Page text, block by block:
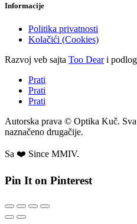
Informacije
Politika privatnosti
Kolačići (Cookies)
Razvoj veb sajta Too Deari
Prati
Prati
Prati
Autorska prava © Optika Kuč.
naznačeno drugačije.
Sa ❤️ Since MMIV.
Pin It on Pinterest